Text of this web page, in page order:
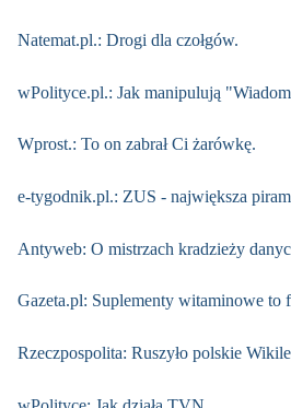
Natemat.pl.: Drogi dla czołgów.
wPolityce.pl.: Jak manipulują
Wprost.: To on zabrał Ci żarówkę.
e-tygodnik.pl.: ZUS - największa
Antyweb: O mistrzach kradzieży
Gazeta.pl: Suplementy witaminowe to
Rzeczpospolita: Ruszyło polskie